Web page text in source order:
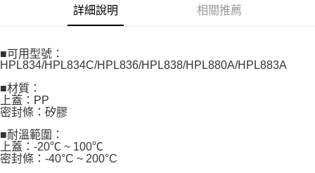
3.完整用戶服務條款，請詳閱以下連結：
https://oppay.tw/userRule
詳細說明 相關推薦
■可用型號：
HPL834/HPL834C/HPL836/HPL838/HPL880A/HPL883A
■材質：
上蓋：PP
密封條：矽膠
■耐溫範圍：
上蓋：-20℃ ~ 100℃
密封條：-40°C ~ 200°C